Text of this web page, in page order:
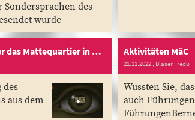
Sondersprachen des
wurde
SRF - Blickpunkt - Über das Mattequartier in Bern 1980
des
aus dem
Aktivitäten MäC
21.11.2022, Blaser Fredu
Wussten Sie,
auch